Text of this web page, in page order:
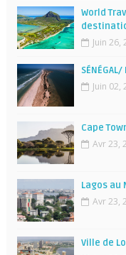
World
Juin 26,
Juin 02,
Cape
Avr 23,
Lagos au
Avr 23,
Ville de